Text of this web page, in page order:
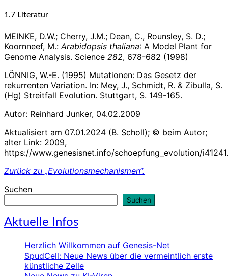
1.7 Literatur
MEINKE, D.W.; Cherry, J.M.; Dean, C., Rounsley, S. D.;
Koornneef, M.: Arabidopsis thaliana: A Model Plant for
Genome Analysis. Science 282, 678-682 (1998)
LÖNNIG, W.-E. (1995) Mutationen: Das Gesetz der
rekurrenten Variation. In: Mey, J., Schmidt, R. & Zibulla, S.
(Hg) Streitfall Evolution. Stuttgart, S. 149-165.
Autor: Reinhard Junker, 04.02.2009
Aktualisiert am 07.01.2024 (B. Scholl); © beim Autor;
alter Link: 2009,
https://www.genesisnet.info/schoepfung_evolution/
Zurück zu „Evolutionsmechanismen“.
Suchen
Suchen
Aktuelle Infos
Herzlich Willkommen auf Genesis-Net
SpudCell: Neue News über die vermeintlich erste
künstliche Zelle